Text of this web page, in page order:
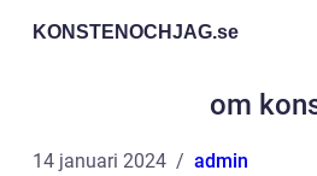
KONSTENOCHJAG.se
om
14 januari 2024 admin